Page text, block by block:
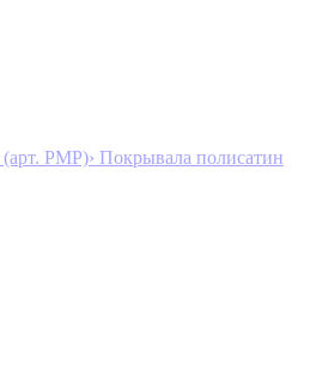
PMP)› Покрывала полисатин